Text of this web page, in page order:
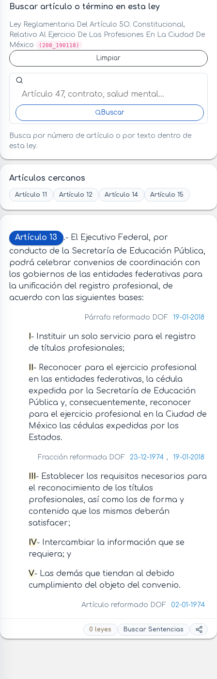
Buscar artículo o término en esta ley
Ley Reglamentaria Del Artículo 5O. Constitucional,
Relativo Al Ejercicio De Las Profesiones En La Ciudad De
México
(208_190118)
Limpiar
Buscar artículo o término en esta ley
Buscar
Busca por número de artículo o por texto dentro de
esta ley.
Artículos cercanos
Artículo 11 Artículo 12 Artículo 14 Artículo 15
Artículo 13
.- El Ejecutivo Federal, por
conducto de la Secretaría de Educación Pública,
podrá celebrar convenios de coordinación con
los gobiernos de las entidades federativas para
la unificación del registro profesional, de
acuerdo con las siguientes bases:
Párrafo reformado DOF 19-01-2018
- Instituir un solo servicio para el registro
de títulos profesionales;
- Reconocer para el ejercicio profesional
en las entidades federativas, la cédula
expedida por la Secretaría de Educación
Pública y, consecuentemente, reconocer
para el ejercicio profesional en la Ciudad de
México las cédulas expedidas por los
Estados.
Fracción reformada DOF 23-12-1974 , 19-01-2018
- Establecer los requisitos necesarios para
el reconocimiento de los títulos
profesionales, así como los de forma y
contenido que los mismos deberán
satisfacer;
IV- Intercambiar la información que se
requiera; y
V- Las demás que tiendan al debido
cumplimiento del objeto del convenio.
Artículo reformado DOF 02-01-1974
0 leyes Buscar Sentencias